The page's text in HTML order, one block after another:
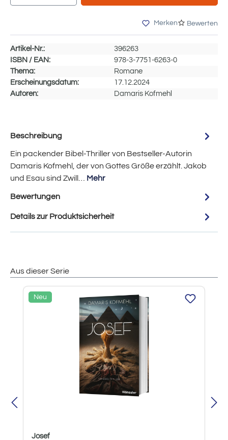
Merken Bewerten
Artikel-Nr.:
396263
ISBN / EAN:
978-3-7751-6263-0
Thema:
Romane
Erscheinungsdatum:
17.12.2024
Autoren:
Damaris Kofmehl
Beschreibung
Ein packender Bibel-Thriller von Bestseller-Autorin
Damaris Kofmehl, der von Gottes Größe erzählt. Jakob
und Esau sind Zwill… Mehr
Bewertungen
Details zur Produktsicherheit
Aus dieser Serie
Produktgalerie überspringen
Neu
Josef